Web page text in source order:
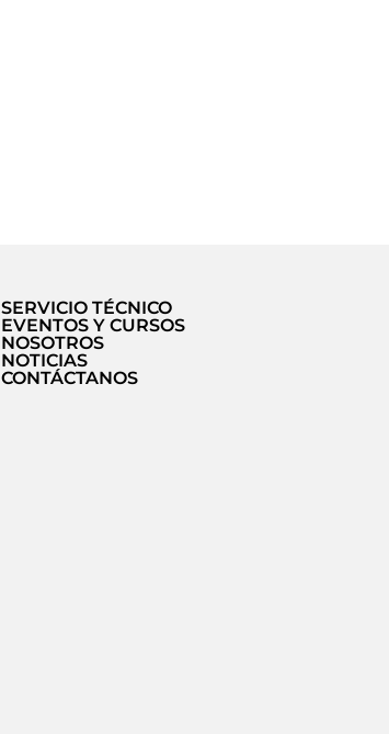
SERVICIO TÉCNICO
EVENTOS Y CURSOS
NOSOTROS
NOTICIAS
CONTÁCTANOS